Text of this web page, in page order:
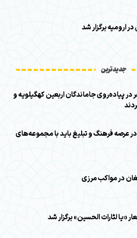
ارومیه برگزار شد
جدیدترین
هزار نفر در پیاده‌روی جاماندگان اربعین کهگیلویه و
عرصه فرهنگ و تبلیغ باید با مجموعه‌های
در مواکب مرزی